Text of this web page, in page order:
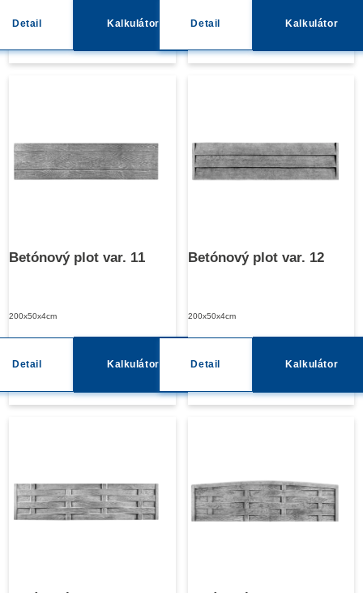
Detail Kalkulátor Detail Kalkulátor
Betónový plot var. 11
200x50x4cm
Detail Kalkulátor
Betónový plot var. 12
200x50x4cm
Detail Kalkulátor